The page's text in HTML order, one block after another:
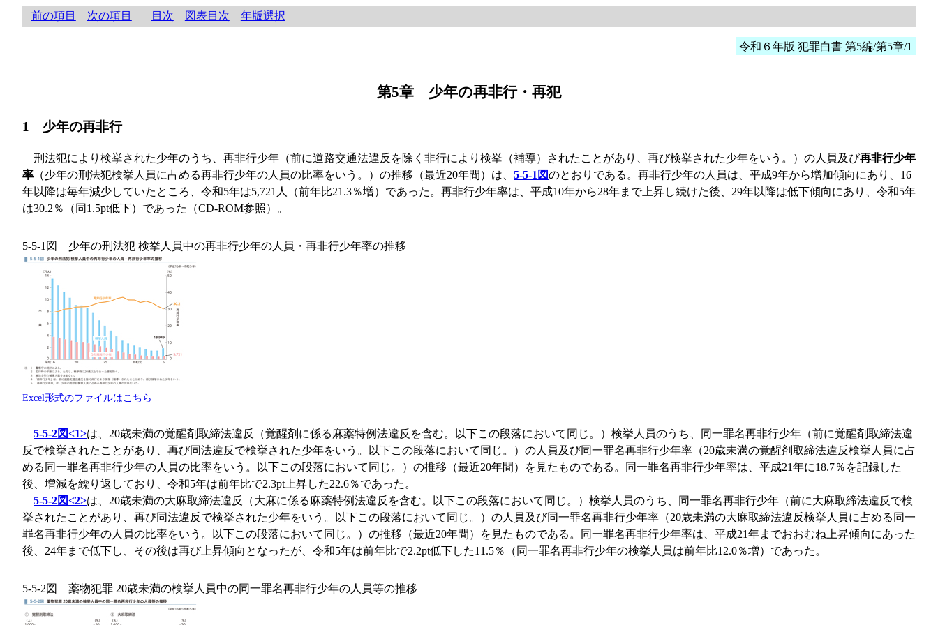
前の項目 次の項目 目次 図表目次 年版選択
令和６年版 犯罪白書 第5編/第5章/1
第5章 少年の再非行・再犯
1 少年の再非行
刑法犯により検挙された少年のうち、再非行少年（前に道路交通法違反を除く非行により検挙（補導）されたことがあり、再び検挙された少年をいう。）の人員及び再非行少年
率 （少年の刑法犯検挙人員に占める再非行少年の人員の比率をいう。）の推移（最近20年間）は、 5-5-1図のとおりである。再非行少年の人員は、平成9年から増加傾向にあり、16
年以降は毎年減少していたところ、令和5年は5,721人（前年比21.3％増）であった。再非行少年率は、平成10年から28年まで上昇し続けた後、29年以降は低下傾向にあり、令和5年
は30.2％（同1.5pt低下）であった（CD-ROM参照）。
5-5-1図 少年の刑法犯 検挙人員中の再非行少年の人員・再非行少年率の推移
Excel形式のファイルはこちら
5-5-2図<1>は、20歳未満の覚醒剤取締法違反（覚醒剤に係る麻薬特例法違反を含む。以下この段落において同じ。）検挙人員のうち、同一罪名再非行少年（前に覚醒剤取締法違
反で検挙されたことがあり、再び同法違反で検挙された少年をいう。以下この段落において同じ。）の人員及び同一罪名再非行少年率（20歳未満の覚醒剤取締法違反検挙人員に占
める同一罪名再非行少年の人員の比率をいう。以下この段落において同じ。）の推移（最近20年間）を見たものである。同一罪名再非行少年率は、平成21年に18.7％を記録した
後、増減を繰り返しており、令和5年は前年比で2.3pt上昇した22.6％であった。
5-5-2図<2>は、20歳未満の大麻取締法違反（大麻に係る麻薬特例法違反を含む。以下この段落において同じ。）検挙人員のうち、同一罪名再非行少年（前に大麻取締法違反で検
挙されたことがあり、再び同法違反で検挙された少年をいう。以下この段落において同じ。）の人員及び同一罪名再非行少年率（20歳未満の大麻取締法違反検挙人員に占める同一
罪名再非行少年の人員の比率をいう。以下この段落において同じ。）の推移（最近20年間）を見たものである。同一罪名再非行少年率は、平成21年までおおむね上昇傾向にあった
後、24年まで低下し、その後は再び上昇傾向となったが、令和5年は前年比で2.2pt低下した11.5％（同一罪名再非行少年の検挙人員は前年比12.0％増）であった。
5-5-2図 薬物犯罪 20歳未満の検挙人員中の同一罪名再非行少年の人員等の推移